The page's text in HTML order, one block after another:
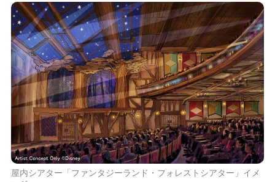
屋内シアター「ファンタジーランド・フォレストシアター」イメ